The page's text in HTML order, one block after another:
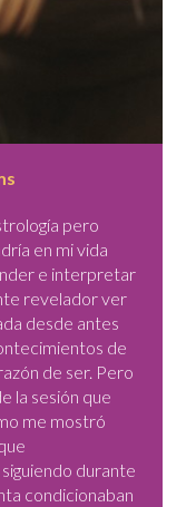
pero
en mi vida
e interpretar
revelador ver
desde antes
de
de ser. Pero
la sesión que
me mostró
durante
condicionaban